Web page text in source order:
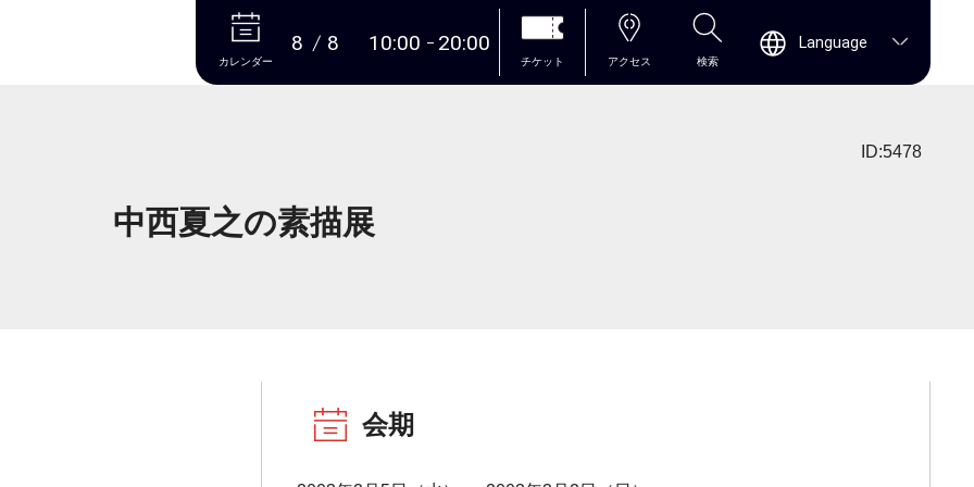
本文へ
カレンダー
8 8 10:00 20:00
チケット アクセス 検索
Language
ID:5478
中西夏之の素描展
会期